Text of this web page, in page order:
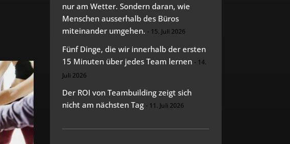
nur am Wetter. Sondern daran, wie
Menschen ausserhalb des Büros
miteinander umgehen.
15. Juli 2026
Fünf Dinge, die wir innerhalb der ersten
15 Minuten über jedes Team lernen
14.
Juli 2026
Der ROI von Teambuilding zeigt sich
nicht am nächsten Tag
11. Juli 2026